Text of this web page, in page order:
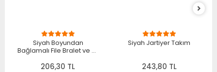
Siyah Boyundan
Bağlamalı File Bralet ve T-
TM1482
206,30 TL
Siyah Jartiyer Takım
243,80 TL